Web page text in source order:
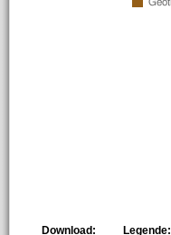
Legende:
Download: